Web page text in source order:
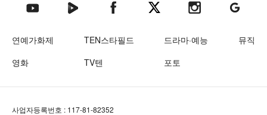
텐아시아 유튜브텐아시아 네이버TV텐아시아 페이스북텐아시아 엑스텐아시아 인스타그램
텐아시아
연예가화제 TEN스타필드 드라마·예능
뮤직
영화
TV텐 포토
사업자등록번호 : 117-81-82352